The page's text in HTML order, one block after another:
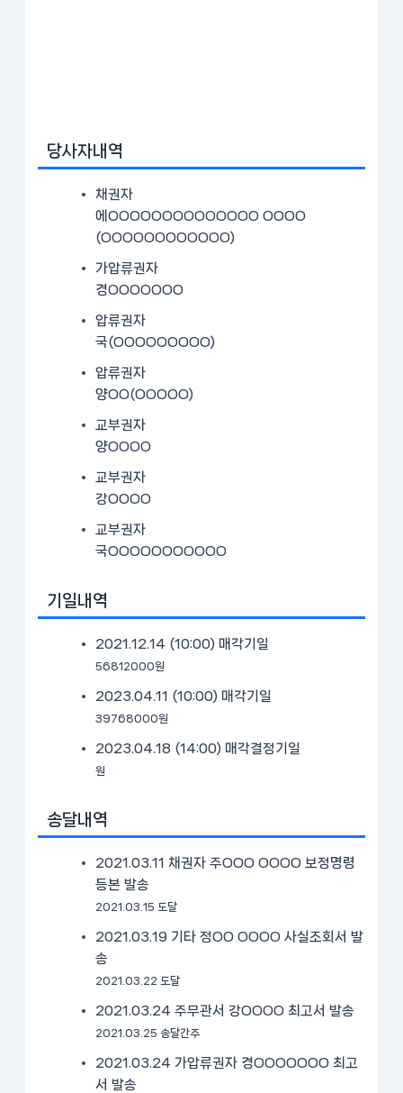
당사자내역
채권자
에OOOOOOOOOOOOOO OOOO
(OOOOOOOOOOOO)
가압류권자
경OOOOOOO
압류권자
국(OOOOOOOOO)
압류권자
양OO(OOOOO)
교부권자
양OOOO
교부권자
강OOOO
교부권자
국OOOOOOOOOOO
기일내역
2021.12.14 (10:00) 매각기일
56812000원
2023.04.11 (10:00) 매각기일
39768000원
2023.04.18 (14:00) 매각결정기일
원
송달내역
2021.03.11 채권자 주OOO OOOO 보정명령
등본 발송
2021.03.15 도달
2021.03.19 기타 정OO OOOO 사실조회서 발
송
2021.03.22 도달
2021.03.24 주무관서 강OOOO 최고서 발송
2021.03.25 송달간주
2021.03.24 가압류권자 경OOOOOOO 최고
서 발송